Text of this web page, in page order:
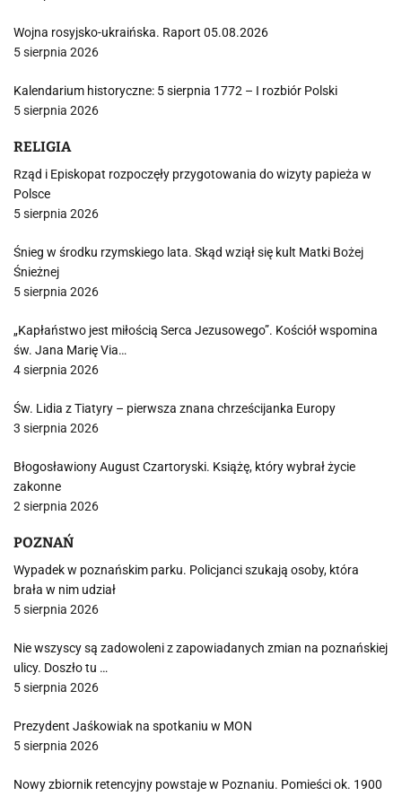
Wojna rosyjsko-ukraińska. Raport 05.08.2026
5 sierpnia 2026
Kalendarium historyczne: 5 sierpnia 1772 – I rozbiór Polski
5 sierpnia 2026
RELIGIA
Rząd i Episkopat rozpoczęły przygotowania do wizyty papieża w
Polsce
5 sierpnia 2026
Śnieg w środku rzymskiego lata. Skąd wziął się kult Matki Bożej
Śnieżnej
5 sierpnia 2026
„Kapłaństwo jest miłością Serca Jezusowego”. Kościół wspomina
św. Jana Marię Via…
4 sierpnia 2026
Św. Lidia z Tiatyry – pierwsza znana chrześcijanka Europy
3 sierpnia 2026
Błogosławiony August Czartoryski. Książę, który wybrał życie
zakonne
2 sierpnia 2026
POZNAŃ
Wypadek w poznańskim parku. Policjanci szukają osoby, która
brała w nim udział
5 sierpnia 2026
Nie wszyscy są zadowoleni z zapowiadanych zmian na poznańskiej
ulicy. Doszło tu …
5 sierpnia 2026
Prezydent Jaśkowiak na spotkaniu w MON
5 sierpnia 2026
Nowy zbiornik retencyjny powstaje w Poznaniu. Pomieści ok. 1900